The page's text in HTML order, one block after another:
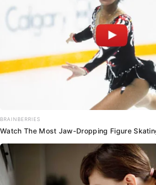
BRAINBERRIES
Watch The Most Jaw‑Dropping Figure